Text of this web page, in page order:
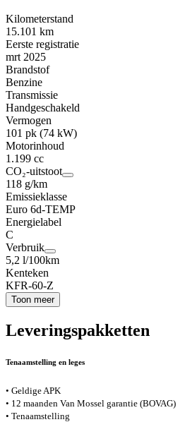
Kilometerstand
15.101 km
Eerste registratie
mrt 2025
Brandstof
Benzine
Transmissie
Handgeschakeld
Vermogen
101 pk (74 kW)
Motorinhoud
1.199 cc
CO₂-uitstoot
118 g/km
Emissieklasse
Euro 6d-TEMP
Energielabel
C
Verbruik
5,2 l/100km
Kenteken
KFR-60-Z
Toon meer
Leveringspakketten
Tenaamstelling en leges
• Geldige APK
• 12 maanden Van Mossel garantie (BOVAG)
• Tenaamstelling